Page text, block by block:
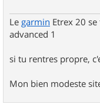
Le garmin Etrex 20
advanced 1
si tu rentres propre,
Mon bien modeste